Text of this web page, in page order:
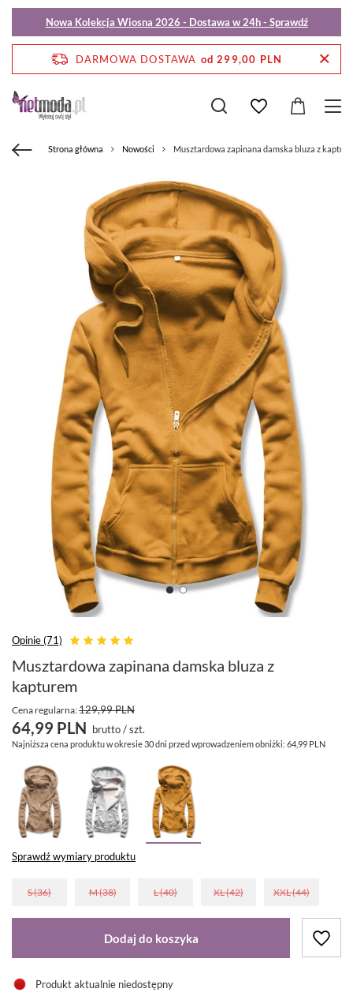
Nowa Kolekcja Wiosna 2026 - Dostawa w 24h - Sprawdź
DARMOWA DOSTAWA od 299,00 PLN
Strona główna Nowości Musztardowa zapinana damska bluza z
Opinie (71)
Musztardowa zapinana damska bluza z
kapturem
Cena regularna:129,99 PLN
64,99 PLN brutto/szt.
Najniższa cena produktu w okresie 30 dni przed wprowadzeniem obniżki: 64,99 PLN
Sprawdź wymiary produktu
S (36) M (38) L (40) XL (42) XXL (44)
Dodaj do koszyka
Produkt aktualnie niedostępny